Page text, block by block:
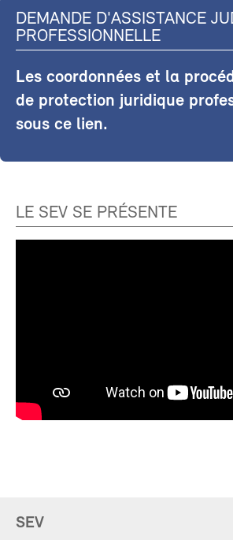
DEMANDE D'ASSISTANCE
PROFESSIONNELLE
Les coordonnées et la
de protection juridique
sous ce lien.
LE SEV SE PRÉSENTE
SEV